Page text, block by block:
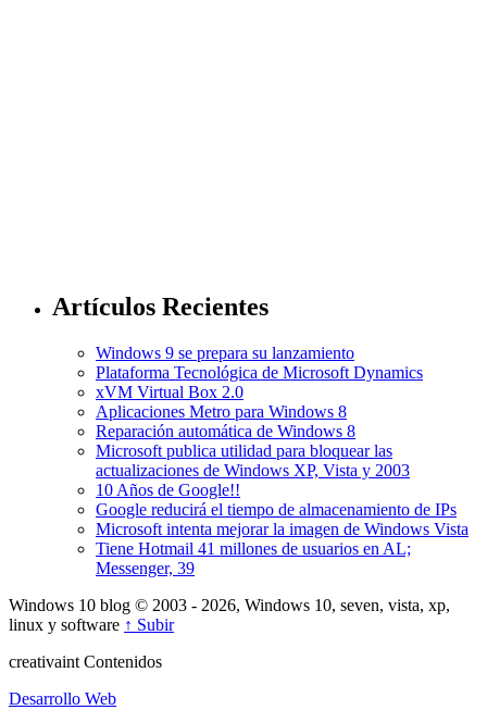
Artículos Recientes
Windows 9 se prepara su lanzamiento
Plataforma Tecnológica de Microsoft Dynamics
xVM Virtual Box 2.0
Aplicaciones Metro para Windows 8
Reparación automática de Windows 8
Microsoft publica utilidad para bloquear las
actualizaciones de Windows XP, Vista y 2003
10 Años de Google!!
Google reducirá el tiempo de almacenamiento de IPs
Microsoft intenta mejorar la imagen de Windows Vista
Tiene Hotmail 41 millones de usuarios en AL;
Messenger, 39
Windows 10 blog © 2003 - 2026, Windows 10, seven, vista, xp,
linux y software ↑ Subir
creativaint Contenidos
Desarrollo Web